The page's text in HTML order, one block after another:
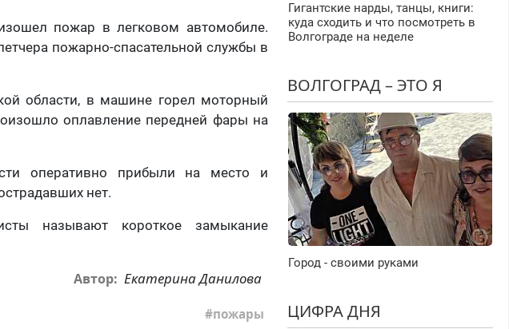
пожар в легковом автомобиле.
пожарно-спасательной службы в
области, в машине горел моторный
оплавление передней фары на
оперативно прибыли на место и
нет.
называют короткое замыкание
Автор: Екатерина Данилова
пожары
Гигантские нарды, танцы, книги:
куда сходить и что посмотреть в
Волгограде на неделе
ВОЛГОГРАД – ЭТО Я
Город - своими руками
ЦИФРА ДНЯ